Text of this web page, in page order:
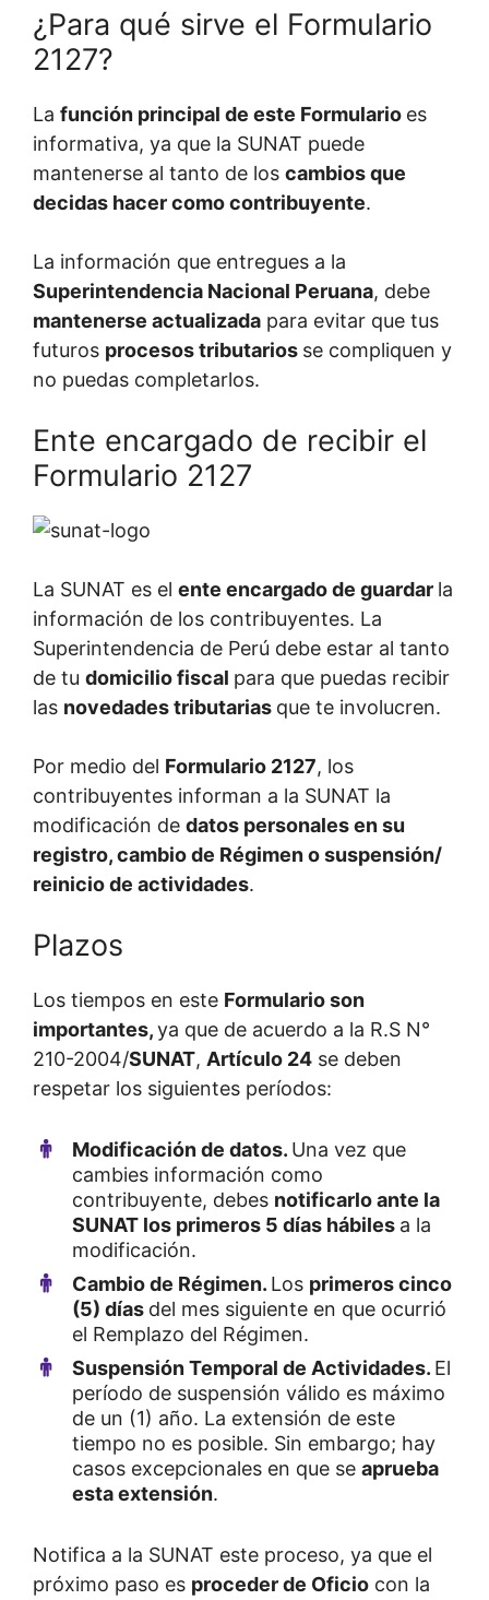
¿Para qué sirve el Formulario
2127?
La función principal de este Formulario es
informativa, ya que la SUNAT puede
mantenerse al tanto de los cambios que
decidas hacer como contribuyente.
La información que entregues a la
Superintendencia Nacional Peruana, debe
mantenerse actualizada para evitar que tus
futuros procesos tributarios se compliquen y
no puedas completarlos.
Ente encargado de recibir el
Formulario 2127
La SUNAT es el ente encargado de guardar la
información de los contribuyentes. La
Superintendencia de Perú debe estar al tanto
de tu domicilio fiscal para que puedas recibir
las novedades tributarias que te involucren.
Por medio del Formulario 2127, los
contribuyentes informan a la SUNAT la
modificación de datos personales en su
registro, cambio de Régimen o suspensión/
reinicio de actividades.
Plazos
Los tiempos en este Formulario son
importantes,ya que de acuerdo a la R.S N°
210-2004/SUNAT, Artículo 24 se deben
respetar los siguientes períodos:
Modificación de datos. Una vez que
cambies información como
contribuyente, debes notificarlo ante la
SUNAT los primeros 5 días hábiles a la
modificación.
Cambio de Régimen. Los primeros cinco
(5) días del mes siguiente en que ocurrió
el Remplazo del Régimen.
Suspensión Temporal de Actividades. El
período de suspensión válido es máximo
de un (1) año. La extensión de este
tiempo no es posible. Sin embargo; hay
casos excepcionales en que se aprueba
esta extensión.
Notifica a la SUNAT este proceso, ya que el
próximo paso es proceder de Oficio con la